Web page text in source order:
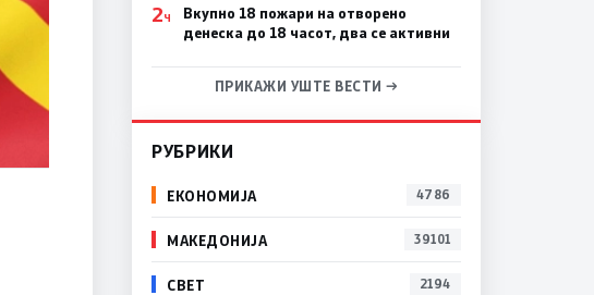
2Ч
Вкупно 18 пожари на отворено
денеска до 18 часот, два се активни
ПРИКАЖИ УШТЕ ВЕСТИ →
РУБРИКИ
ЕКОНОМИЈА 4786
МАКЕДОНИЈА 39101
СВЕТ 2194